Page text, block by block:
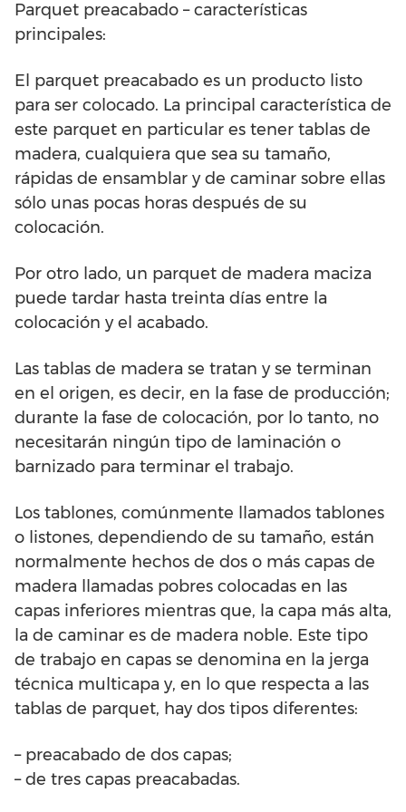
Parquet preacabado – características
principales:
El parquet preacabado es un producto listo
para ser colocado. La principal característica de
este parquet en particular es tener tablas de
madera, cualquiera que sea su tamaño,
rápidas de ensamblar y de caminar sobre ellas
sólo unas pocas horas después de su
colocación.
Por otro lado, un parquet de madera maciza
puede tardar hasta treinta días entre la
colocación y el acabado.
Las tablas de madera se tratan y se terminan
en el origen, es decir, en la fase de producción;
durante la fase de colocación, por lo tanto, no
necesitarán ningún tipo de laminación o
barnizado para terminar el trabajo.
Los tablones, comúnmente llamados tablones
o listones, dependiendo de su tamaño, están
normalmente hechos de dos o más capas de
madera llamadas pobres colocadas en las
capas inferiores mientras que, la capa más alta,
la de caminar es de madera noble. Este tipo
de trabajo en capas se denomina en la jerga
técnica multicapa y, en lo que respecta a las
tablas de parquet, hay dos tipos diferentes:
– preacabado de dos capas;
– de tres capas preacabadas.